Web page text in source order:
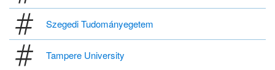
Szegedi Tudományegetem
Tampere University